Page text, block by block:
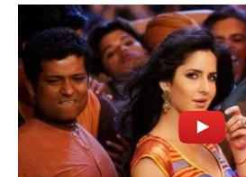
Нові ДБН: парковки та
З 1 липня 2019 року вступають у